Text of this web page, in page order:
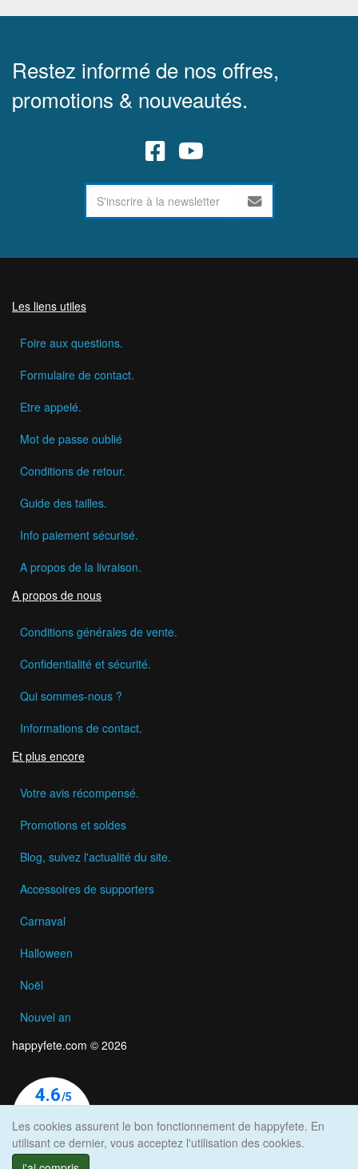
Restez informé de nos offres,
promotions & nouveautés.
Les liens utiles
Foire aux questions.
Formulaire de contact.
Etre appelé.
Mot de passe oublié
Conditions de retour.
Guide des tailles.
Info paiement sécurisé.
A propos de la livraison.
A propos de nous
Conditions générales de vente.
Confidentialité et sécurité.
Qui sommes-nous ?
Informations de contact.
Et plus encore
Votre avis récompensé.
Promotions et soldes
Blog, suivez l'actualité du site.
Accessoires de supporters
Carnaval
Halloween
Noël
Nouvel an
happyfete.com © 2026
Les cookies assurent le bon fonctionnement de happyfete. En
utilisant ce dernier, vous acceptez l'utilisation des cookies.